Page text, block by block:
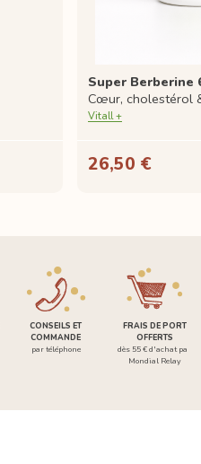
Super Berberine
Cœur, cholestérol
Vitall +
26,50 €
CONSEILS ET
COMMANDE
par téléphone
FRAIS DE PORT
OFFERTS
dès 55 € d'achat par
Mondial Relay